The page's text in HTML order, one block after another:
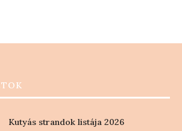
Kutyás strandok listája 2026